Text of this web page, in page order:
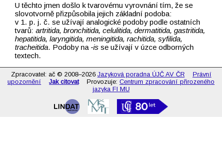
U těchto jmen došlo k tvarovému vyrovnání tím, že se
slovotvorně přizpůsobila jejich základní podoba:
v 1. p. j. č. se užívají analogické podoby podle ostatních
tvarů:artritida, bronchitida, celulitida, dermatitida, gastritida,
hepatitida, laryngitida, meningitida, rachitida, syfilida,
tracheitida. Podoby na‑is se užívají v úzce odborných
textech.
Zpracovatel: ač © 2008–2026 Jazyková poradna ÚJČ AV ČR
Právní
upozornění
Jak citovatProvozuje: Centrum zpracování přirozeného
jazyka FI MU